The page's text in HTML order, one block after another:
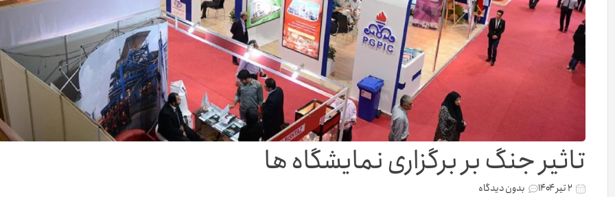
تاثیر جنگ بر برگزاری نمایشگاه ها
۲ تیر ۱۴۰۴ بدون دیدگاه